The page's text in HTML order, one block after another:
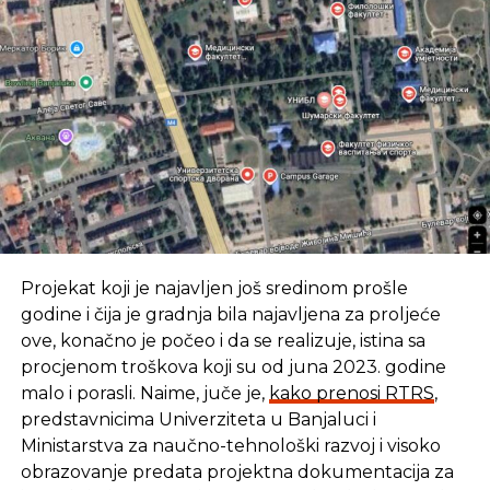
Projekat koji je najavljen još sredinom prošle
godine i čija je gradnja bila najavljena za proljeće
ove, konačno je počeo i da se realizuje, istina sa
procjenom troškova koji su od juna 2023. godine
malo i porasli. Naime, juče je, kako prenosi RTRS,
predstavnicima Univerziteta u Banjaluci i
Ministarstva za naučno-tehnološki razvoj i visoko
obrazovanje predata projektna dokumentacija za